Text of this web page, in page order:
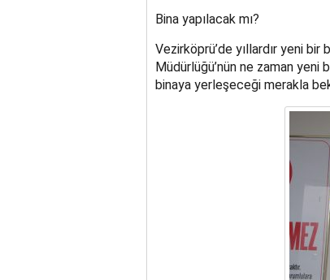
Bina yapılacak mı?
Vezirköprü’de yıllardır yeni bir
Müdürlüğü’nün ne zaman yeni
binaya yerleşeceği merakla